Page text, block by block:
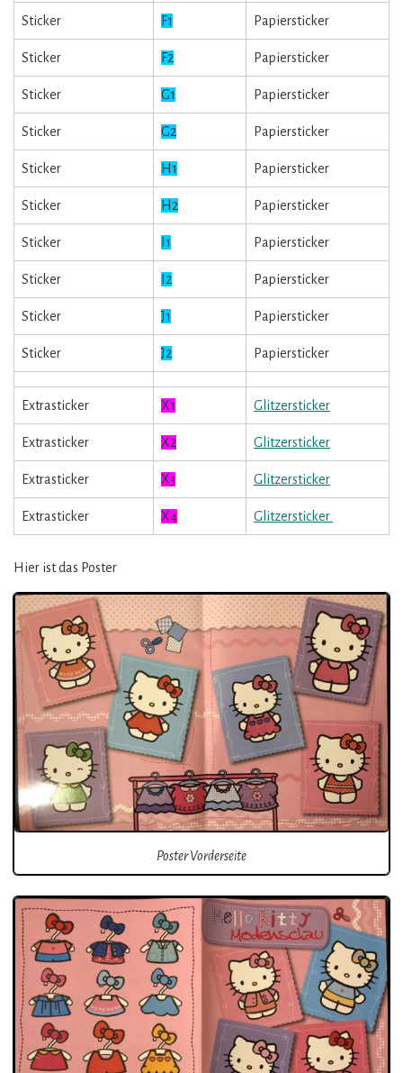
Sticker F1 Papiersticker
Sticker F2 Papiersticker
Sticker G1 Papiersticker
Sticker G2 Papiersticker
Sticker H1 Papiersticker
Sticker H2 Papiersticker
Sticker I1 Papiersticker
Sticker I2 Papiersticker
Sticker J1 Papiersticker
Sticker J2 Papiersticker
Extrasticker X1 Glitzersticker
Extrasticker X2 Glitzersticker
Extrasticker X3 Glitzersticker
Extrasticker X4 Glitzersticker
Hier ist das Poster
Poster Vorderseite